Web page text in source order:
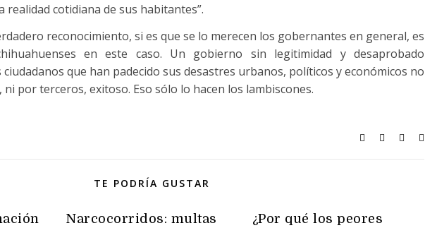
cotidiana de sus habitantes”.
reconocimiento, si es que se lo merecen los gobernantes en general, es
en este caso. Un gobierno sin legitimidad y desaprobado
que han padecido sus desastres urbanos, políticos y económicos no
por terceros, exitoso. Eso sólo lo hacen los lambiscones.
TE PODRÍA GUSTAR
Narcocorridos: multas
¿Por qué los peores